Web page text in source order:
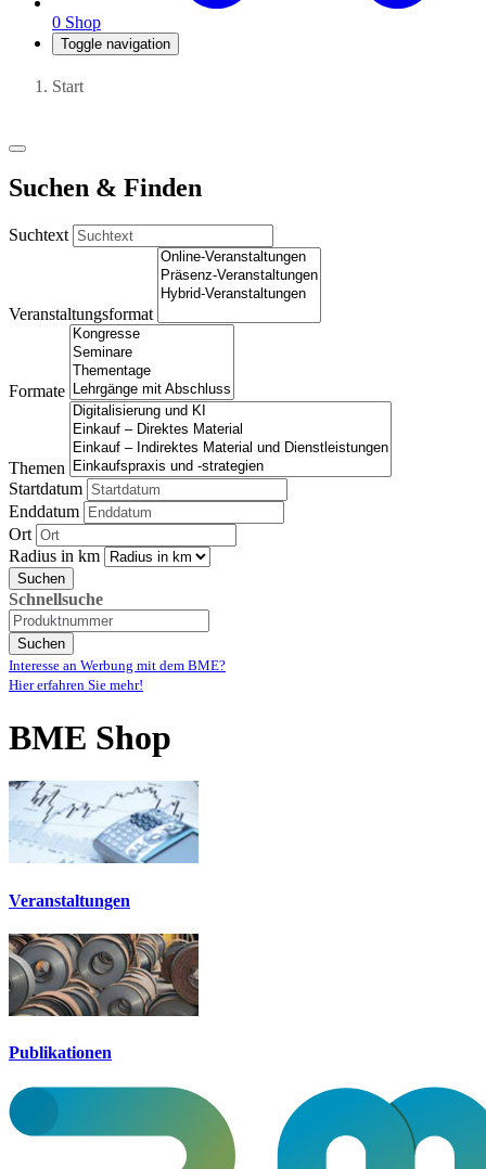
0 Shop
Toggle navigation
Start
Suchen & Finden
Suchtext
Veranstaltungsformat
Formate
Themen
Startdatum
Enddatum
Ort
Radius in km
Suchen
Schnellsuche
Suchen
Interesse an Werbung mit dem BME?
Hier erfahren Sie mehr!
BME Shop
Veranstaltungen
Publikationen